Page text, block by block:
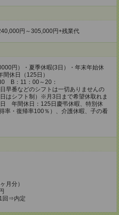
円～305,000円+残業代
円）・夏季休暇(3日）・年末年始休
休日（125日）
B：11：00～20：
シフトは一切ありませんの
はシフト制）※月3日まで希望休取れま
年間休日：125日慶弔休暇、特別休
率・復帰率100％）、介護休暇、子の看
月分）
回⇒内定